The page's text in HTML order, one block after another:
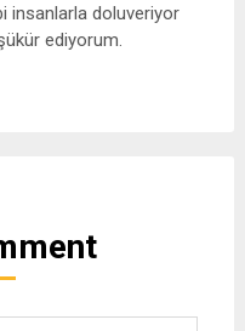
insanlarla doluveriyor
ediyorum.